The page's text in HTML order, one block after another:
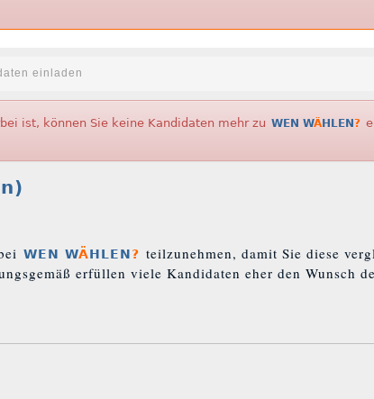
einladen
ist, können Sie keine Kandidaten mehr zu WEN WÄ HLEN?
WEN WÄHLEN? teilzunehmen, damit Sie diese
erfüllen viele Kandidaten eher den Wunsch